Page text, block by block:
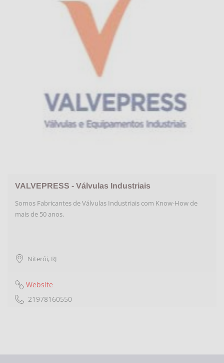
VALVEPRESS - Válvulas Industriais
Somos Fabricantes de Válvulas Industriais com Know-How de
mais de 50 anos.
Niterói, RJ
Website
21978160550